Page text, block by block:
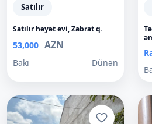
Satılır
Satılır həyət evi, Zabrat q.
53,000 AZN
Bakı Dünən